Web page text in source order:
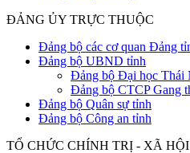
ĐẢNG ỦY TRỰC THUỘC
Đảng bộ các cơ quan Đảng
Đảng bộ UBND tỉnh
Đảng bộ Đại học Thái
Đảng bộ CTCP Gang
Đảng bộ Quân sự tỉnh
Đảng bộ Công an tỉnh
TỔ CHỨC CHÍNH TRỊ - XÃ HỘI